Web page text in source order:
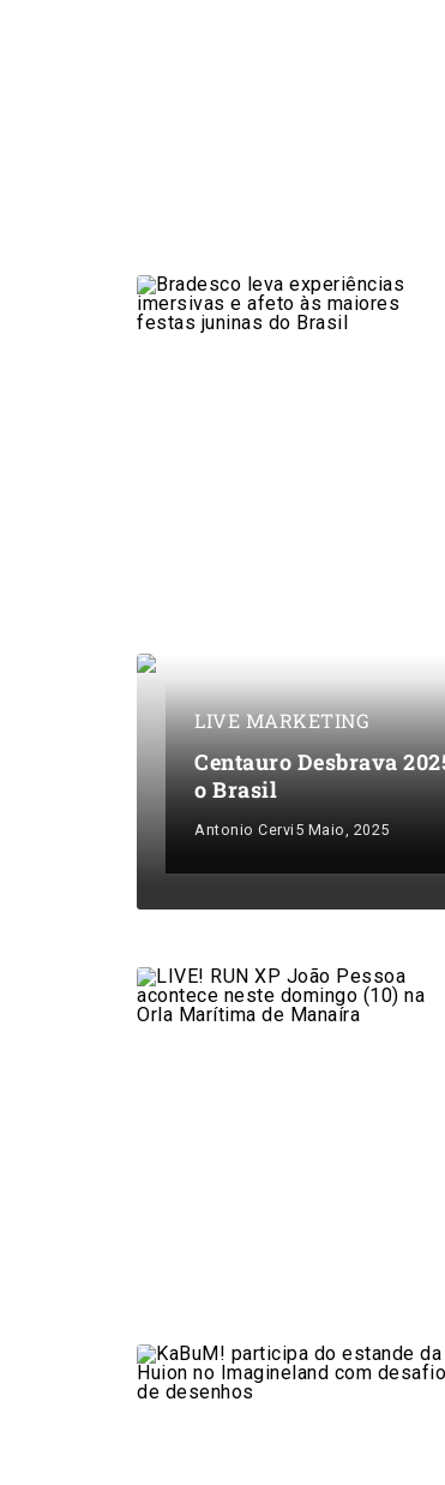
LIVE MARKETING
Centauro Desbrava
o Brasil
Antonio Cervi 5 Maio, 2025